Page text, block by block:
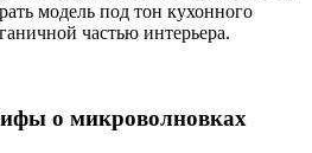
модель под тон кухонного
частью интерьера.
о микроволновках